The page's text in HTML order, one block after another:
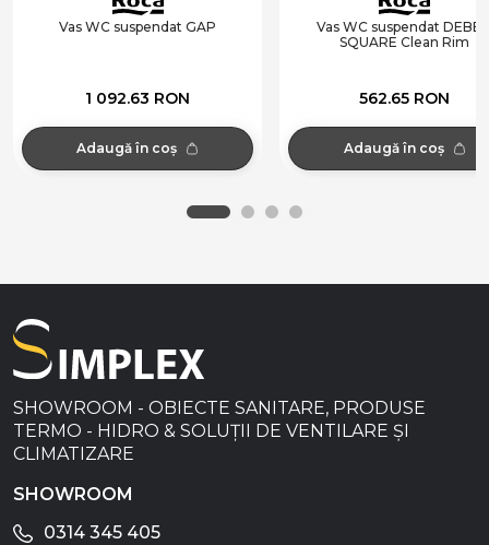
Vas WC suspendat GAP
1 092.63 RON
Adaugă în coș
Vas WC suspendat
SQUARE Clean Rim
562.65 RON
Adaugă în coș
SHOWROOM - OBIECTE SANITARE, PRODUSE
TERMO - HIDRO & SOLUȚII DE VENTILARE ȘI
CLIMATIZARE
SHOWROOM
0314 345 405